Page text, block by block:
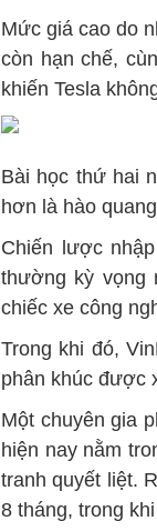
Mức giá cao do
còn hạn chế,
khiến Tesla
Bài học thứ hai
hơn là hào
Chiến lược
thường kỳ vọng
chiếc xe công
Trong khi đó,
phân khúc được
Một chuyên gia
hiện nay nằm
tranh quyết liệt.
8 tháng, trong